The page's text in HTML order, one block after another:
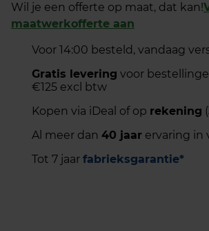
Wil je een offerte op maat, dat kan!
maatwerkofferte aan
Voor 14:00 besteld, vandaag
Gratis levering voor
€125 excl btw
Kopen via iDeal of op rekening
Al meer dan 40 jaar ervaring in
Tot 7 jaar fabrieksgarantie*